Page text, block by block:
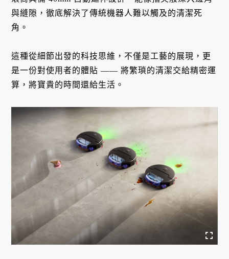
與縫隙，徹底解決了傳統機器人難以觸及的清潔死
角。
這種從細節出發的科技思維，不僅是工藝的展現，更
是一份對使用者的體貼 —— 將繁瑣的清潔交給精密運
算，將寶貴的時間還給生活。